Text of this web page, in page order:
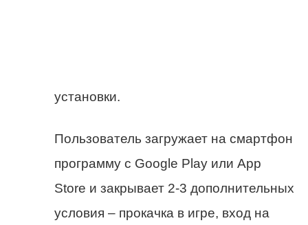
установки.
Пользователь загружает на смартфон
программу с Google Play или App
Store и закрывает 2-3 дополнительных
условия – прокачка в игре, вход на